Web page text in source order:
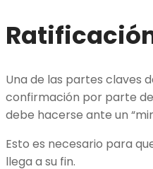
Una de las partes claves
confirmación por parte
debe hacerse ante un
Esto es necesario para
llega a su fin.